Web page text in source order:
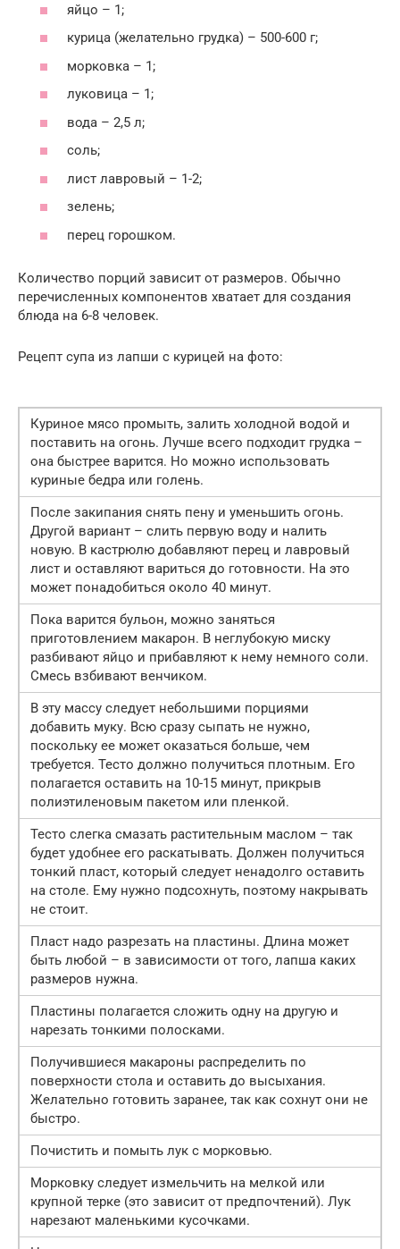
яйцо – 1;
курица (желательно грудка) – 500-600 г;
морковка – 1;
луковица – 1;
вода – 2,5 л;
соль;
лист лавровый – 1-2;
зелень;
перец горошком.
Количество порций зависит от размеров. Обычно
перечисленных компонентов хватает для создания
блюда на 6-8 человек.
Рецепт супа из лапши с курицей на фото:
Куриное мясо промыть, залить холодной водой и
поставить на огонь. Лучше всего подходит грудка –
она быстрее варится. Но можно использовать
куриные бедра или голень.
После закипания снять пену и уменьшить огонь.
Другой вариант – слить первую воду и налить
новую. В кастрюлю добавляют перец и лавровый
лист и оставляют вариться до готовности. На это
может понадобиться около 40 минут.
Пока варится бульон, можно заняться
приготовлением макарон. В неглубокую миску
разбивают яйцо и прибавляют к нему немного соли.
Смесь взбивают венчиком.
В эту массу следует небольшими порциями
добавить муку. Всю сразу сыпать не нужно,
поскольку ее может оказаться больше, чем
требуется. Тесто должно получиться плотным. Его
полагается оставить на 10-15 минут, прикрыв
полиэтиленовым пакетом или пленкой.
Тесто слегка смазать растительным маслом – так
будет удобнее его раскатывать. Должен получиться
тонкий пласт, который следует ненадолго оставить
на столе. Ему нужно подсохнуть, поэтому накрывать
не стоит.
Пласт надо разрезать на пластины. Длина может
быть любой – в зависимости от того, лапша каких
размеров нужна.
Пластины полагается сложить одну на другую и
нарезать тонкими полосками.
Получившиеся макароны распределить по
поверхности стола и оставить до высыхания.
Желательно готовить заранее, так как сохнут они не
быстро.
Почистить и помыть лук с морковью.
Морковку следует измельчить на мелкой или
крупной терке (это зависит от предпочтений). Лук
нарезают маленькими кусочками.